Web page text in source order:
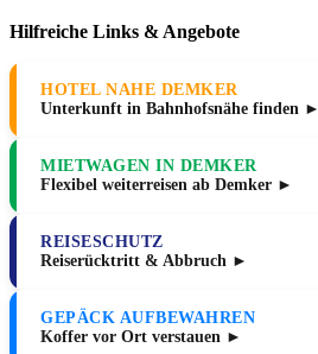
Hilfreiche Links & Angebote
HOTEL NAHE DEMKER
Unterkunft in Bahnhofsnähe finden ►
MIETWAGEN IN DEMKER
Flexibel weiterreisen ab Demker ►
REISESCHUTZ
Reiserücktritt & Abbruch ►
GEPÄCK AUFBEWAHREN
Koffer vor Ort verstauen ►